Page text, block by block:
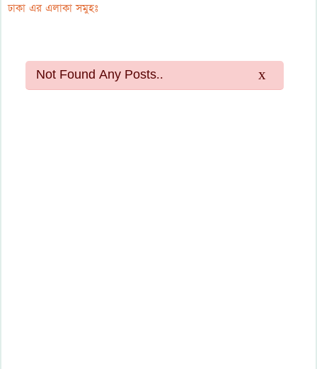
ঢাকা এর এলাকা সমুহঃ
x
Not Found Any Posts..